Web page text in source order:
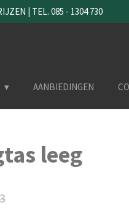
| TEL. 085 - 1304 730
AANBIEDINGEN
leeg